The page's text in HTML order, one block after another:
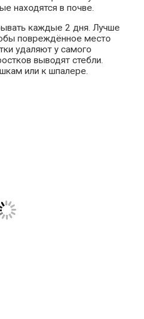
находятся в почве.
каждые 2 дня. Лучше
повреждённое место
удаляют у самого
выводят стебли.
или к шпалере.